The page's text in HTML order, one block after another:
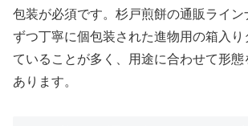
包装が必須です。杉戸煎餅の通販ライン
ずつ丁寧に個包装された進物用の箱入
ていることが多く、用途に合わせて形
あります。